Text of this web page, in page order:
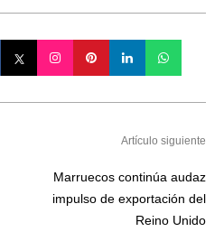
Artículo siguiente
Marruecos continúa audaz
impulso de exportación del
Reino Unido